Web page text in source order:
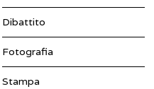
Dibattito
Fotografia
Stampa